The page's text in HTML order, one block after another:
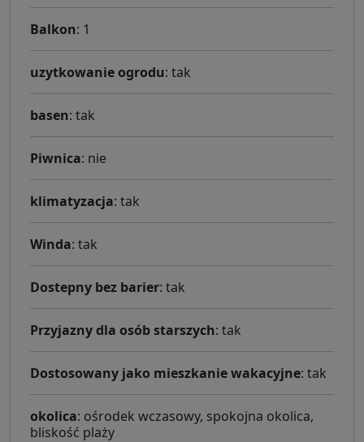
Balkon: 1
uzytkowanie ogrodu: tak
basen: tak
Piwnica: nie
klimatyzacja: tak
Winda: tak
Dostepny bez barier: tak
Przyjazny dla osób starszych: tak
Dostosowany jako mieszkanie wakacyjne: tak
okolica: ośrodek wczasowy, spokojna okolica,
bliskość plaży